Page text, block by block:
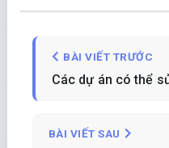
BÀI VIẾT TRƯỚC
Các dự án có thể
BÀI VIẾT SAU